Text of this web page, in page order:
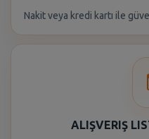
Nakit veya kredi kartı ile
ALIŞVERIŞ